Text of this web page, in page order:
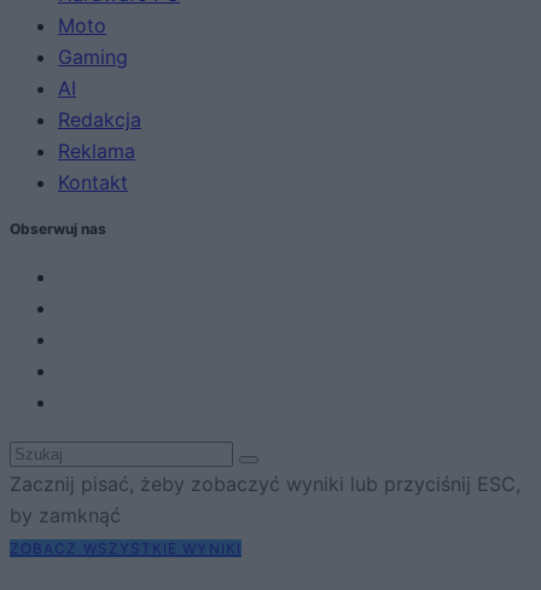
Moto
Gaming
AI
Redakcja
Reklama
Kontakt
Obserwuj nas
Zacznij pisać, żeby zobaczyć wyniki lub przyciśnij ESC,
by zamknąć
ZOBACZ WSZYSTKIE WYNIKI